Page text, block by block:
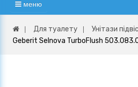
меню
Для туалету Унітази
Geberit Selnova TurboFlush